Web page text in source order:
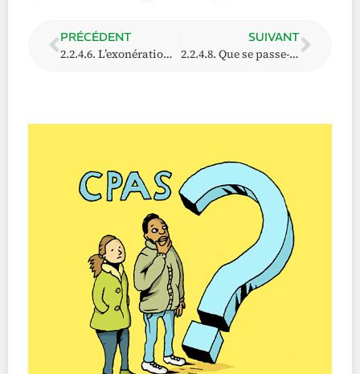
PRÉCÉDENT
2.2.4.6. L’exonération « générale » ou « forfaitaire »
SUIVANT
2.2.4.8. Que se passe-t-il si je suis cohabitant.e ?